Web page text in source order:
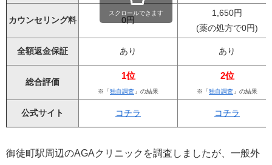
カウンセリング料 0円
1,650円
(薬の処方で0円)
全額返金保証 あり あり
総合評価
1位
※「独自調査 」の結果
2位
※「独自調査 」の結果
公式サイト コチラ コチラ
スクロールできます
御徒町駅周辺のAGAクリニックを調査しましたが、一般外